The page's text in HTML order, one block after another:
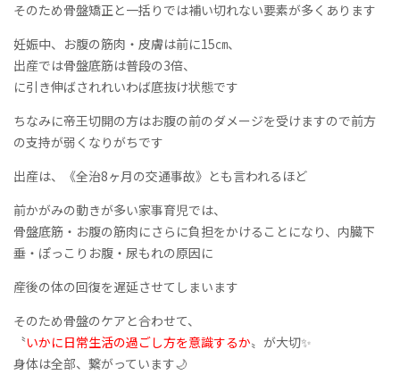
そのため骨盤矯正と一括りでは補い切れない要素が多くあります
妊娠中、お腹の筋肉・皮膚は前に15㎝、
出産では骨盤底筋は普段の3倍、
に引き伸ばされれいわば底抜け状態です
ちなみに帝王切開の方はお腹の前のダメージを受けますので前方
の支持が弱くなりがちです
出産は、《全治8ヶ月の交通事故》とも言われるほど
前かがみの動きが多い家事育児では、
骨盤底筋・お腹の筋肉にさらに負担をかけることになり、内臓下
垂・ぽっこりお腹・尿もれの原因に
産後の体の回復を遅延させてしまいます
そのため骨盤のケアと合わせて、
〝いかに日常生活の過ごし方を意識するか〟が大切✨
身体は全部、繋がっています🌙